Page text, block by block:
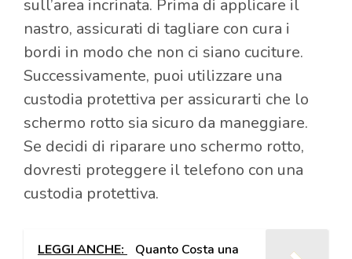
sull’area incrinata. Prima di applicare il
nastro, assicurati di tagliare con cura i
bordi in modo che non ci siano cuciture.
Successivamente, puoi utilizzare una
custodia protettiva per assicurarti che lo
schermo rotto sia sicuro da maneggiare.
Se decidi di riparare uno schermo rotto,
dovresti proteggere il telefono con una
custodia protettiva.
LEGGI ANCHE:
Quanto Costa una